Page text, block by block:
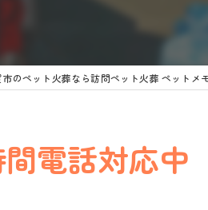
市のペット火葬なら訪問ペット火葬 ペットメ
電話対応中